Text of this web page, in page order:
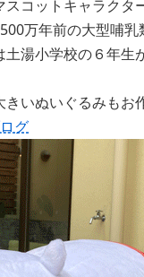
コットキャラクター
万年前の大型哺
土湯小学校の６年生
きいぬいぐるみもお
グ